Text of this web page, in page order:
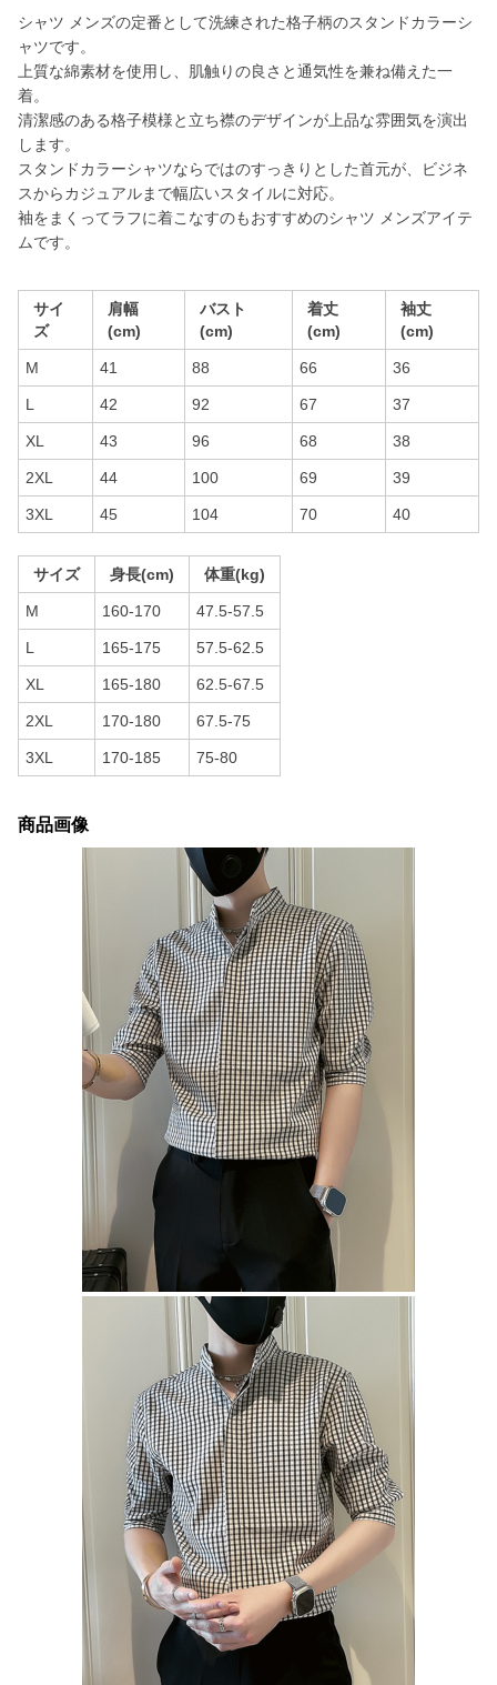
シャツ メンズの定番として洗練された格子柄のスタンドカラーシ
ャツです。
上質な綿素材を使用し、肌触りの良さと通気性を兼ね備えた一
着。
清潔感のある格子模様と立ち襟のデザインが上品な雰囲気を演出
します。
スタンドカラーシャツならではのすっきりとした首元が、ビジネ
スからカジュアルまで幅広いスタイルに対応。
袖をまくってラフに着こなすのもおすすめのシャツ メンズアイテ
ムです。
サイ
ズ
肩幅
(cm)
バスト
(cm)
着丈
(cm)
袖丈
(cm)
M 41 88 66 36
L 42 92 67 37
XL 43 96 68 38
2XL 44 100 69 39
3XL 45 104 70 40
サイズ 身長(cm) 体重(kg)
M 160-170 47.5-57.5
L 165-175 57.5-62.5
XL 165-180 62.5-67.5
2XL 170-180 67.5-75
3XL 170-185 75-80
商品画像